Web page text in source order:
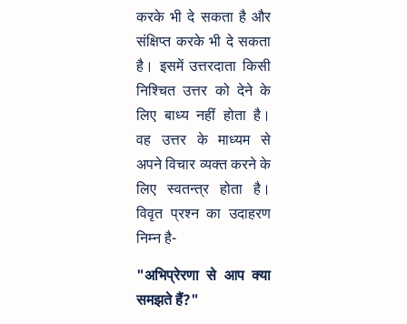
करके भी दे सकता है और
संक्षिप्त करके भी दे सकता
है। इसमें उत्तरदाता किसी
निश्चित उत्तर को देने के
लिए बाध्य नहीं होता है।
वह उत्तर के माध्यम से
अपने विचार व्यक्त करने के
लिए स्वतन्त्र होता है।
विवृत प्रश्न का उदाहरण
निम्न है-
"अभिप्रेरणा से आप क्या
समझते हैं?"